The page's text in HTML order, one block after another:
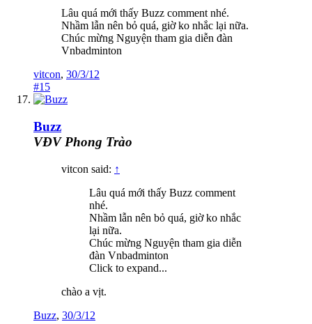
Lâu quá mới thấy Buzz comment nhé.
Nhầm lẫn nên bỏ quá, giờ ko nhắc lại nữa.
Chúc mừng Nguyện tham gia diễn đàn
Vnbadminton
vitcon, 30/3/12
#15
Buzz
VĐV Phong Trào
vitcon said: ↑
Lâu quá mới thấy Buzz comment
nhé.
Nhầm lẫn nên bỏ quá, giờ ko nhắc
lại nữa.
Chúc mừng Nguyện tham gia diễn
đàn Vnbadminton
Click to expand...
chào a vịt.
Buzz, 30/3/12